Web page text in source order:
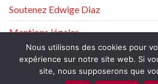
Soutenez Edwige Diaz
Mentions légales
Politique de protection des données
Nous utilisons des cookies pour
expérience sur notre site web. Si
site, nous supposerons que